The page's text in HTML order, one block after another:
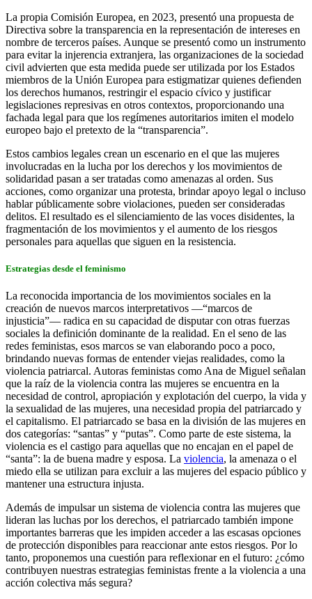
La propia Comisión Europea, en 2023, presentó una propuesta de
Directiva sobre la transparencia en la representación de intereses en
nombre de terceros países. Aunque se presentó como un instrumento
para evitar la injerencia extranjera, las organizaciones de la sociedad
civil advierten que esta medida puede ser utilizada por los Estados
miembros de la Unión Europea para estigmatizar quienes defienden
los derechos humanos, restringir el espacio cívico y justificar
legislaciones represivas en otros contextos, proporcionando una
fachada legal para que los regímenes autoritarios imiten el modelo
europeo bajo el pretexto de la “transparencia”.
Estos cambios legales crean un escenario en el que las mujeres
involucradas en la lucha por los derechos y los movimientos de
solidaridad pasan a ser tratadas como amenazas al orden. Sus
acciones, como organizar una protesta, brindar apoyo legal o incluso
hablar públicamente sobre violaciones, pueden ser consideradas
delitos. El resultado es el silenciamiento de las voces disidentes, la
fragmentación de los movimientos y el aumento de los riesgos
personales para aquellas que siguen en la resistencia.
Estrategias desde el feminismo
La reconocida importancia de los movimientos sociales en la
creación de nuevos marcos interpretativos —“marcos de
injusticia”— radica en su capacidad de disputar con otras fuerzas
sociales la definición dominante de la realidad. En el seno de las
redes feministas, esos marcos se van elaborando poco a poco,
brindando nuevas formas de entender viejas realidades, como la
violencia patriarcal. Autoras feministas como Ana de Miguel señalan
que la raíz de la violencia contra las mujeres se encuentra en la
necesidad de control, apropiación y explotación del cuerpo, la vida y
la sexualidad de las mujeres, una necesidad propia del patriarcado y
el capitalismo. El patriarcado se basa en la división de las mujeres en
dos categorías: “santas” y “putas”. Como parte de este sistema, la
violencia es el castigo para aquellas que no encajan en el papel de
“santa”: la de buena madre y esposa. La violencia, la amenaza o el
miedo ella se utilizan para excluir a las mujeres del espacio público y
mantener una estructura injusta.
Además de impulsar un sistema de violencia contra las mujeres que
lideran las luchas por los derechos, el patriarcado también impone
importantes barreras que les impiden acceder a las escasas opciones
de protección disponibles para reaccionar ante estos riesgos. Por lo
tanto, proponemos una cuestión para reflexionar en el futuro: ¿cómo
contribuyen nuestras estrategias feministas frente a la violencia a una
acción colectiva más segura?